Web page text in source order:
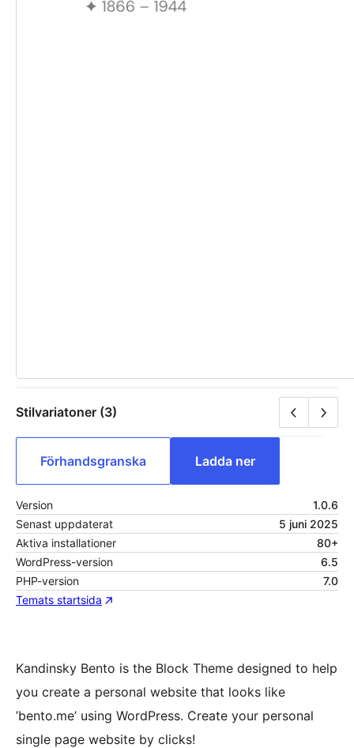
Stilvariatoner (3)
Förhandsgranska Ladda ner
Version
1.0.6
Senast uppdaterat
5 juni 2025
Aktiva installationer
80+
WordPress-version
6.5
PHP-version
7.0
Temats startsida
Kandinsky Bento is the Block Theme designed to help
you create a personal website that looks like
’bento.me’ using WordPress. Create your personal
single page website by clicks!